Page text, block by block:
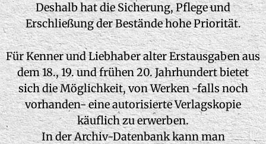
Deshalb hat die Sicherung, Pflege und
Erschließung der Bestände hohe Priorität.
Für Kenner und Liebhaber alter Erstausgaben aus
dem 18., 19. und frühen 20. Jahrhundert bietet
sich die Möglichkeit, von Werken -falls noch
vorhanden- eine autorisierte Verlagskopie
käuflich zu erwerben.
In der Archiv-Datenbank kann man